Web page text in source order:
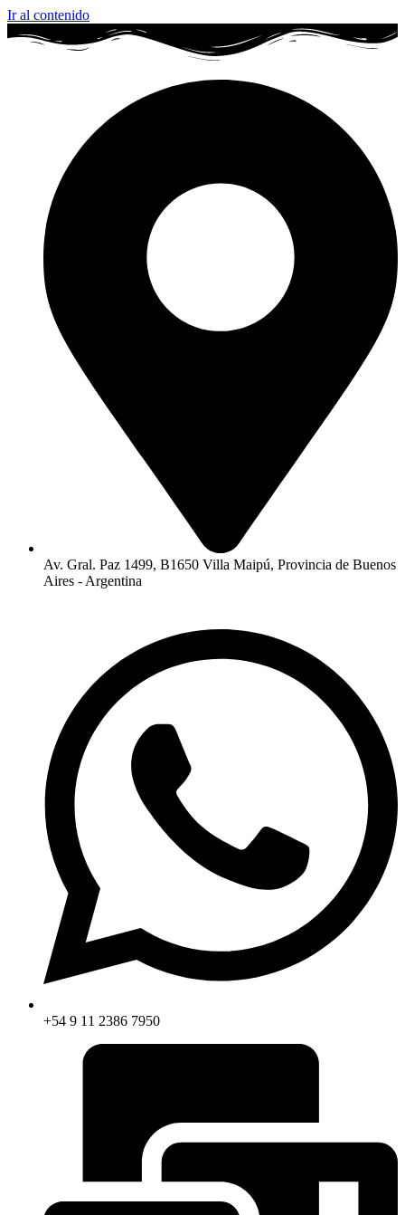
Ir al contenido
Av. Gral. Paz 1499, B1650 Villa Maipú, Provincia de Buenos
Aires - Argentina
+54 9 11 2386 7950